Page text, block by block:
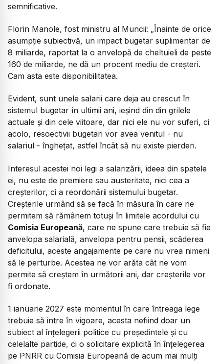
semnificative.
Florin Manole, fost ministru al Muncii: „Înainte de orice
asumpție subiectivă, un impact bugetar suplimentar de
8 miliarde, raportat la o anvelopă de cheltuieli de peste
160 de miliarde, ne dă un procent mediu de creșteri.
Cam asta este disponibilitatea.
Evident, sunt unele salarii care deja au crescut în
sistemul bugetar în ultimii ani, ieșind din din grilele
actuale și din cele viitoare, dar nici ele nu vor suferi, ci
acolo, resoectivii bugetari vor avea venitul - nu
salariul - înghețat, astfel încât să nu existe pierderi.
Interesul acestei noi legi a salarizării, ideea din spatele
ei, nu este de premiere sau austeritate, nici cea a
creșterilor, ci a reordonării sistemului bugetar.
Creșterile urmând să se facă în măsura în care ne
permitem să rămânem totuși în limitele acordului cu
Comisia Europeană, care ne spune care trebuie să fie
anvelopa salarială, anvelopa pentru pensii, scăderea
deficitului, aceste angajamente pe care nu vrea nimeni
să le perturbe. Acestea ne vor arăta cât ne vom
permite să creștem în următorii ani, dar creșterile vor
fi ordonate.
1 ianuarie 2027 este momentul în care întreaga lege
trebuie să intre în vigoare, acesta nefiind doar un
subiect al înțelegerii politice cu președintele și cu
celelalte partide, ci o solicitare explicită în înțelegerea
pe PNRR cu Comisia Europeană de acum mai mulți